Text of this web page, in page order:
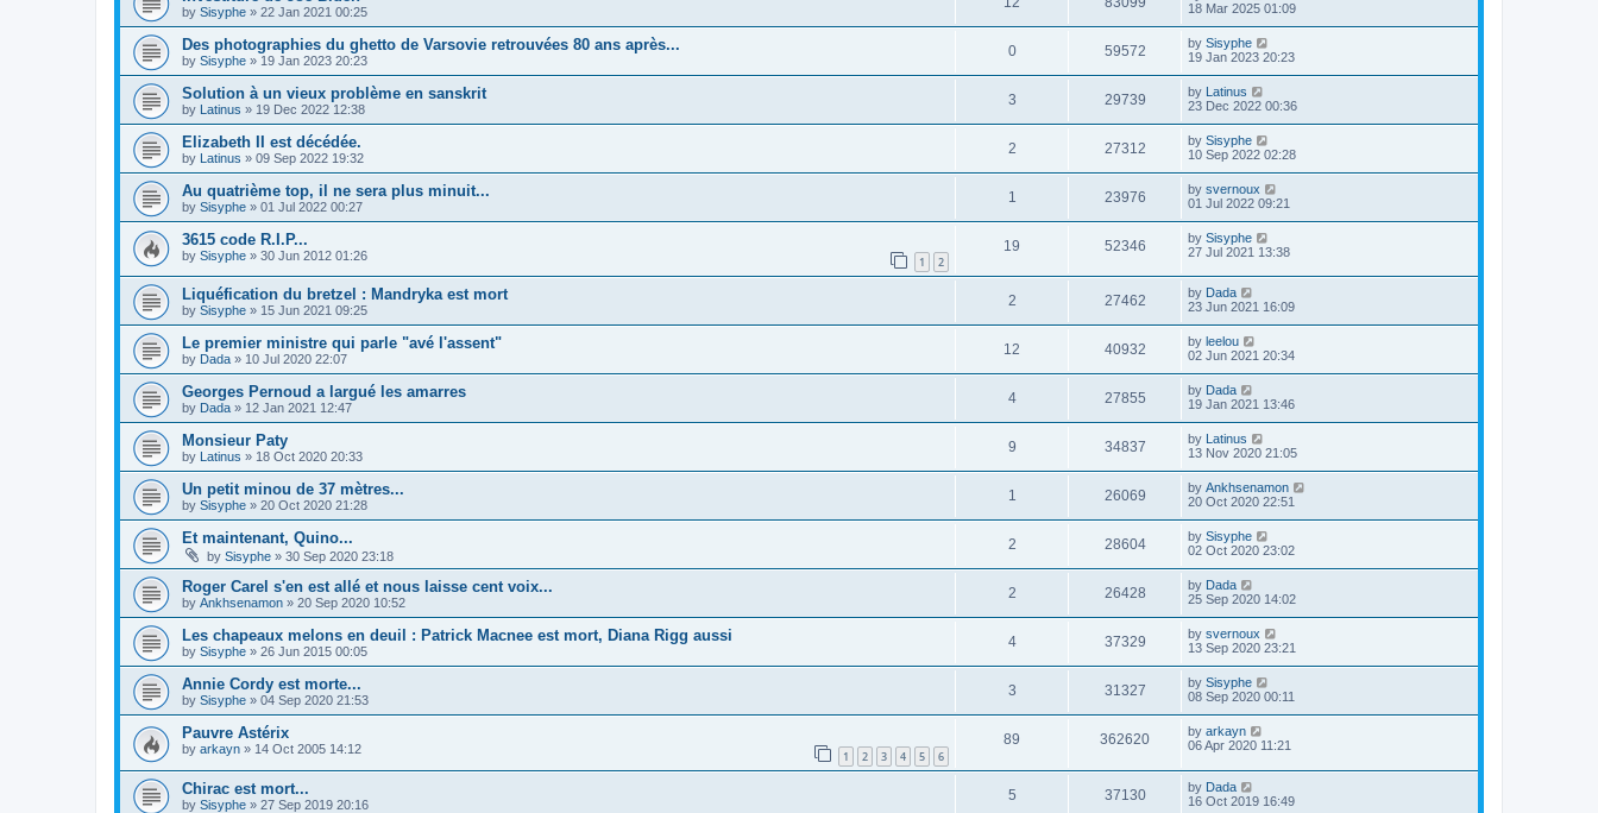
by Sisyphe » 22 Jan 2021 00:25
18 Mar 2025 01:09
Des photographies du ghetto de Varsovie retrouvées 80 ans après...
by Sisyphe » 19 Jan 2023 20:23
0 59572 by Sisyphe
19 Jan 2023 20:23
Solution à un vieux problème en sanskrit
by Latinus » 19 Dec 2022 12:38
3 29739 by Latinus
23 Dec 2022 00:36
Elizabeth II est décédée.
by Latinus » 09 Sep 2022 19:32
2 27312 by Sisyphe
10 Sep 2022 02:28
Au quatrième top, il ne sera plus minuit...
by Sisyphe » 01 Jul 2022 00:27
1 23976 by svernoux
01 Jul 2022 09:21
3615 code R.I.P...
by Sisyphe » 30 Jun 2012 01:26 1 2
19 52346 by Sisyphe
27 Jul 2021 13:38
Liquéfication du bretzel : Mandryka est mort
by Sisyphe » 15 Jun 2021 09:25
2 27462 by Dada
23 Jun 2021 16:09
Le premier ministre qui parle "avé l'assent"
by Dada » 10 Jul 2020 22:07
12 40932 by leelou
02 Jun 2021 20:34
Georges Pernoud a largué les amarres
by Dada » 12 Jan 2021 12:47
4 27855 by Dada
19 Jan 2021 13:46
Monsieur Paty
by Latinus » 18 Oct 2020 20:33
9 34837 by
Latinus
13 Nov 2020 21:05
Un petit minou de 37 mètres...
by Sisyphe » 20 Oct 2020 21:28
1 26069 by Ankhsenamon
20 Oct 2020 22:51
Et maintenant, Quino...
by Sisyphe » 30 Sep 2020 23:18
2 28604 by Sisyphe
02 Oct 2020 23:02
Roger Carel s'en est allé et nous laisse cent voix...
by Ankhsenamon » 20 Sep 2020 10:52
2 26428 by Dada
25 Sep 2020 14:02
Les chapeaux melons en deuil : Patrick Macnee est mort, Diana Rigg aussi
by Sisyphe » 26 Jun 2015 00:05
4 37329 by svernoux
13 Sep 2020 23:21
Annie Cordy est morte...
by Sisyphe » 04 Sep 2020 21:53
3 31327 by Sisyphe
08 Sep 2020 00:11
Pauvre Astérix
by arkayn » 14 Oct 2005 14:12 1 2 3 4 5 6
89 362620 by arkayn
06 Apr 2020 11:21
Chirac est mort...
by Sisyphe » 27 Sep 2019 20:16
5 37130 by Dada
16 Oct 2019 16:49